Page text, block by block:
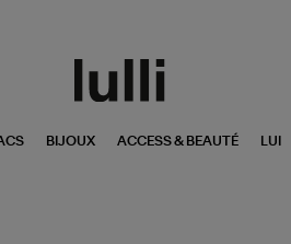
BIJOUX ACCESS & BEAUTÉ LUI